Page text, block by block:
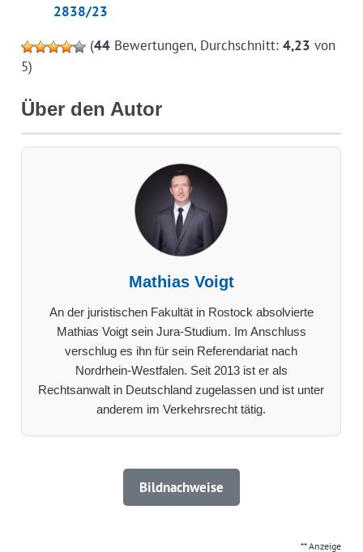
2838/23
(44Bewertungen, Durchschnitt: 4,23 von
5)
Über den Autor
Mathias Voigt
An der juristischen Fakultät in Rostock absolvierte
Mathias Voigt sein Jura-Studium. Im Anschluss
verschlug es ihn für sein Referendariat nach
Nordrhein-Westfalen. Seit 2013 ist er als
Rechtsanwalt in Deutschland zugelassen und ist unter
anderem im Verkehrsrecht tätig.
Bildnachweise
** Anzeige